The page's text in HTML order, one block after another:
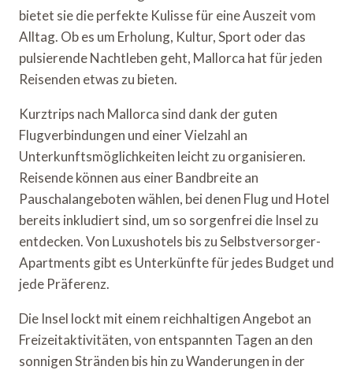
bietet sie die perfekte Kulisse für eine Auszeit vom
Alltag. Ob es um Erholung, Kultur, Sport oder das
pulsierende Nachtleben geht, Mallorca hat für jeden
Reisenden etwas zu bieten.
Kurztrips nach Mallorca sind dank der guten
Flugverbindungen und einer Vielzahl an
Unterkunftsmöglichkeiten leicht zu organisieren.
Reisende können aus einer Bandbreite an
Pauschalangeboten wählen, bei denen Flug und Hotel
bereits inkludiert sind, um so sorgenfrei die Insel zu
entdecken. Von Luxushotels bis zu Selbstversorger-
Apartments gibt es Unterkünfte für jedes Budget und
jede Präferenz.
Die Insel lockt mit einem reichhaltigen Angebot an
Freizeitaktivitäten, von entspannten Tagen an den
sonnigen Stränden bis hin zu Wanderungen in der